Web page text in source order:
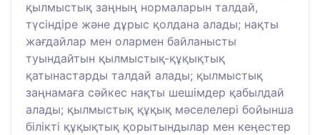
қылмыстық заңның нормаларын талдай,
түсіндіре және дұрыс қолдана алады; нақты
жағдайлар мен олармен байланысты
туындайтын қылмыстық-құқықтық
қатынастарды талдай алады; қылмыстық
заңнамаға сәйкес нақты шешімдер қабылдай
алады; қылмыстық құқық мәселелері бойынша
білікті құқықтық қорытындылар мен кеңестер